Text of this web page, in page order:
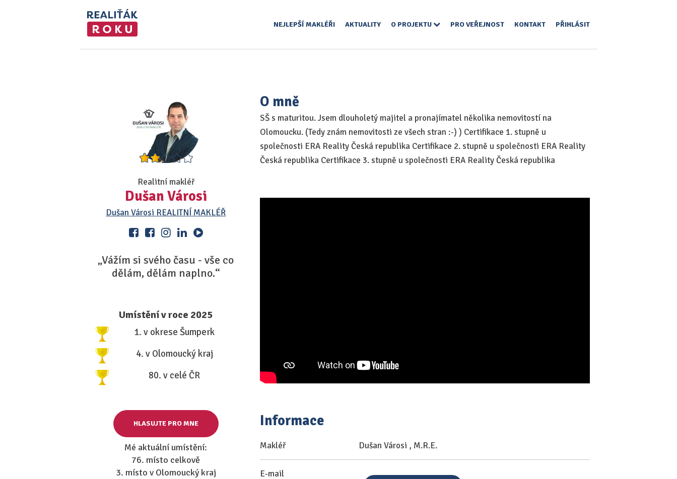
NEJLEPŠÍ MAKLÉŘI AKTUALITY O PROJEKTU PRO VEŘEJNOST KONTAKT PŘIHLÁSIT
Realitní makléř
Dušan Városi
Dušan Városi REALITNÍ MAKLÉŘ
„Vážím si svého času - vše co
dělám, dělám naplno.“
Umístění v roce 2025
1. v okrese Šumperk
4. v Olomoucký kraj
80. v celé ČR
HLASUJTE PRO MNE
Mé aktuální umístění:
76. místo celkově
3. místo v Olomoucký kraj
O mně
SŠ s maturitou. Jsem dlouholetý majitel a pronajímatel několika nemovitostí na
Olomoucku. (Tedy znám nemovitosti ze všech stran :-) ) Certifikace 1. stupně u
společnosti ERA Reality Česká republika Certifikace 2. stupně u společnosti ERA Reality
Česká republika Certifikace 3. stupně u společnosti ERA Reality Česká republika
Informace
Makléř Dušan Városi , M.R.E.
E-mail